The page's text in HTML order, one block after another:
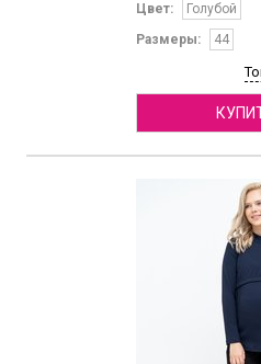
Цвет:
Голубой
Размеры:
44